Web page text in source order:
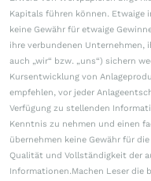
Kapitals führen können. Etwaige
keine Gewähr für etwaige
ihre verbundenen Unternehmen,
auch „wir“ bzw. „uns“) sichern
Kursentwicklung von
empfehlen, vor jeder
Verfügung zu stellenden
Kenntnis zu nehmen und einen
übernehmen keine Gewähr für
Qualität und Vollständigkeit der
Informationen.Machen Leser die